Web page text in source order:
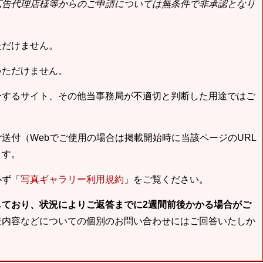
代理店様等からのご申請については無条件で非承認となり
けません。
だけません。
るサイト、その他当事務局が不適切と判断した用途ではご
付（Webでご使用の場合は掲載開始時に当該ページのURL
。
「 写真ギャラリー利用規約 」をご覧ください。
おり、状況によりご返答までに2週間前後かかる場合がご
容などについての個別のお問い合わせにはご回答いたしか